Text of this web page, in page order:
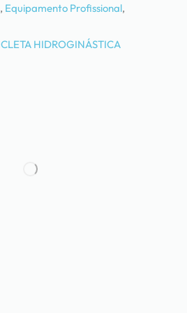
, Equipamento Profissional,
HIDROGINÁSTICA